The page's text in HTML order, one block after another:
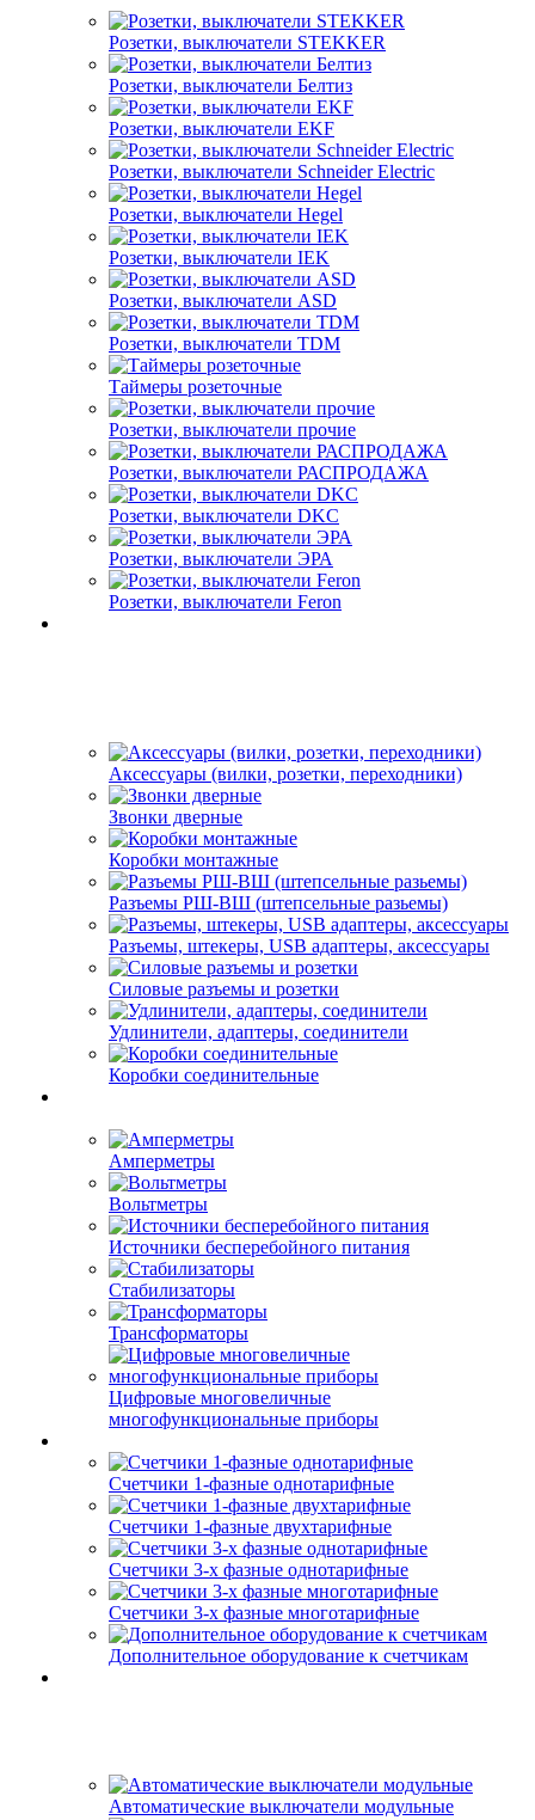
Розетки, выключатели STEKKER
Розетки, выключатели Белтиз
Розетки, выключатели EKF
Розетки, выключатели Schneider Electric
Розетки, выключатели Hegel
Розетки, выключатели IEK
Розетки, выключатели ASD
Розетки, выключатели TDM
Таймеры розеточные
Розетки, выключатели прочие
Розетки, выключатели РАСПРОДАЖА
Розетки, выключатели DKC
Розетки, выключатели ЭРА
Розетки, выключатели Feron
Аксессуары (вилки, розетки, переходники)
Звонки дверные
Коробки монтажные
Разъемы РШ-ВШ (штепсельные разьемы)
Разъемы, штекеры, USB адаптеры, аксессуары
Силовые разъемы и розетки
Удлинители, адаптеры, соединители
Коробки соединительные
Амперметры
Вольтметры
Источники бесперебойного питания
Стабилизаторы
Трансформаторы
Цифровые многовеличные
многофункциональные приборы
Счетчики 1-фазные однотарифные
Счетчики 1-фазные двухтарифные
Счетчики 3-х фазные однотарифные
Счетчики 3-х фазные многотарифные
Дополнительное оборудование к счетчикам
Автоматические выключатели модульные